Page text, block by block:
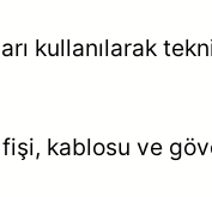
kullanılarak
fişi, kablosu ve